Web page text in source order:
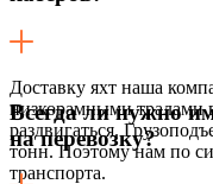
Доставку яхт наша
низкорамными тралами
раздвигаться.
тонн. Поэтому нам по
транспорта.
Всегда ли нужно
на перевозку?